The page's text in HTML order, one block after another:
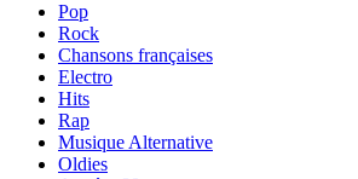
Pop
Rock
Chansons françaises
Electro
Hits
Rap
Musique Alternative
Oldies